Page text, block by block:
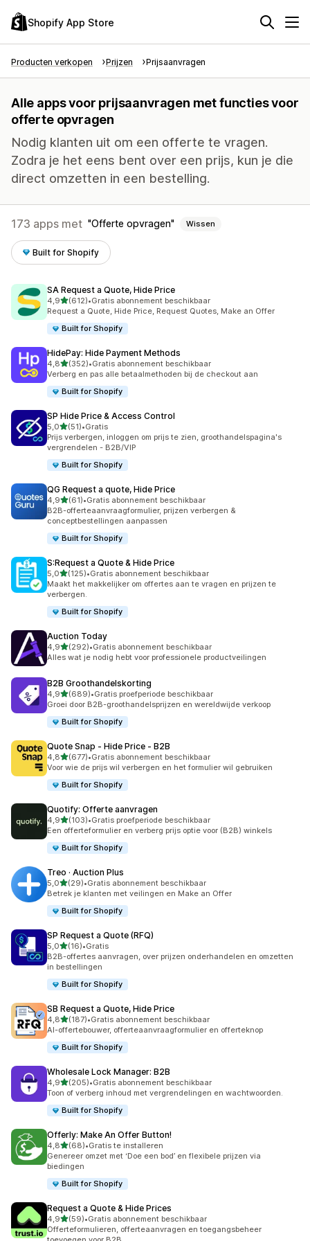
Shopify App Store
Producten verkopen Prijzen Prijsaanvragen
Alle apps voor prijsaanvragen met functies voor
offerte opvragen
Nodig klanten uit om een offerte te vragen.
Zodra je het eens bent over een prijs, kun je die
direct omzetten in een bestelling.
173 apps met Offerte opvragen Wissen
Built for Shopify
SA Request a Quote, Hide Price
4,9van 5 sterren
(612)
612 recensies in totaal
•Gratis abonnement beschikbaar
Request a Quote, Hide Price, Request Quotes, Make an Offer
Built for Shopify
HidePay: Hide Payment Methods
4,8van 5 sterren
(352)
352 recensies in totaal
•Gratis abonnement beschikbaar
Verberg en pas alle betaalmethoden bij de checkout aan
Built for Shopify
SP Hide Price & Access Control
5,0van 5 sterren
(51)
51 recensies in totaal
•Gratis
Prijs verbergen, inloggen om prijs te zien, groothandelspagina's
vergrendelen - B2B/VIP
Built for Shopify
QG Request a quote, Hide Price
4,9van 5 sterren
(61)
61 recensies in totaal
•Gratis abonnement beschikbaar
B2B-offerteaanvraagformulier, prijzen verbergen &
conceptbestellingen aanpassen
Built for Shopify
S:Request a Quote & Hide Price
5,0van 5 sterren
(125)
125 recensies in totaal
•Gratis abonnement beschikbaar
Maakt het makkelijker om offertes aan te vragen en prijzen te
verbergen.
Built for Shopify
Auction Today
4,9van 5 sterren
(292)
292 recensies in totaal
•Gratis abonnement beschikbaar
Alles wat je nodig hebt voor professionele productveilingen
B2B Groothandelskorting
4,9van 5 sterren
(689)
689 recensies in totaal
•Gratis proefperiode beschikbaar
Groei door B2B-groothandelsprijzen en wereldwijde verkoop
Built for Shopify
Quote Snap ‑ Hide Price ‑ B2B
4,8van 5 sterren
(677)
677 recensies in totaal
•Gratis abonnement beschikbaar
Voor wie de prijs wil verbergen en het formulier wil gebruiken
Built for Shopify
Quotify: Offerte aanvragen
4,9van 5 sterren
(103)
103 recensies in totaal
•Gratis proefperiode beschikbaar
Een offerteformulier en verberg prijs optie voor (B2B) winkels
Built for Shopify
Treo · Auction Plus
5,0van 5 sterren
(29)
29 recensies in totaal
•Gratis abonnement beschikbaar
Betrek je klanten met veilingen en Make an Offer
Built for Shopify
SP Request a Quote (RFQ)
5,0van 5 sterren
(16)
16 recensies in totaal
•Gratis
B2B-offertes aanvragen, over prijzen onderhandelen en omzetten
in bestellingen
Built for Shopify
SB Request a Quote, Hide Price
4,8van 5 sterren
(187)
187 recensies in totaal
•Gratis abonnement beschikbaar
AI-offertebouwer, offerteaanvraagformulier en offerteknop
Built for Shopify
Wholesale Lock Manager: B2B
4,9van 5 sterren
(205)
205 recensies in totaal
•Gratis abonnement beschikbaar
Toon of verberg inhoud met vergrendelingen en wachtwoorden.
Built for Shopify
Offerly: Make An Offer Button!
4,8van 5 sterren
(68)
68 recensies in totaal
•Gratis te installeren
Genereer omzet met ‘Doe een bod’ en flexibele prijzen via
biedingen
Built for Shopify
Request a Quote & Hide Prices
4,9van 5 sterren
(59)
59 recensies in totaal
•Gratis abonnement beschikbaar
Offerteformulieren, offerteaanvragen en toegangsbeheer